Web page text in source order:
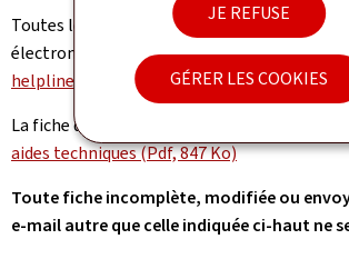
JE REFUSE
GÉRER LES COOKIES
Toutes les fiches de demande sont à
électronique exclusivement à l’adresse e-
helpline.at.lo@ad.etat.lu
La fiche de demande est téléchargeable ici :
aides techniques (Pdf, 847 Ko)
Toute fiche incomplète, modifiée ou
e-mail autre que celle indiquée ci-haut ne